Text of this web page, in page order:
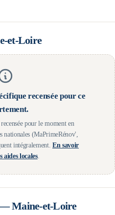
et-Loire
recensée pour ce
pour le moment en
nationales (MaPrimeRénov',
intégralement. En savoir
aides locales.
—Maine-et-Loire